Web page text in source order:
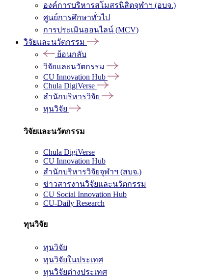
องค์การบริหารสโมสรนิสิตจุฬาฯ (อบจ.)
ศูนย์การศึกษาทั่วไป
การประเมินออนไลน์ (MCV)
วิจัยและนวัตกรรม
ย้อนกลับ
วิจัยและนวัตกรรม
CU Innovation Hub
Chula DigiVerse
สำนักบริหารวิจัย
ทุนวิจัย
วิจัยและนวัตกรรม
Chula DigiVerse
CU Innovation Hub
สำนักบริหารวิจัยจุฬาฯ (สบจ.)
ข่าวสารงานวิจัยและนวัตกรรม
CU Social Innovation Hub
CU-Daily Research
ทุนวิจัย
ทุนวิจัย
ทุนวิจัยในประเทศ
ทุนวิจัยต่างประเทศ